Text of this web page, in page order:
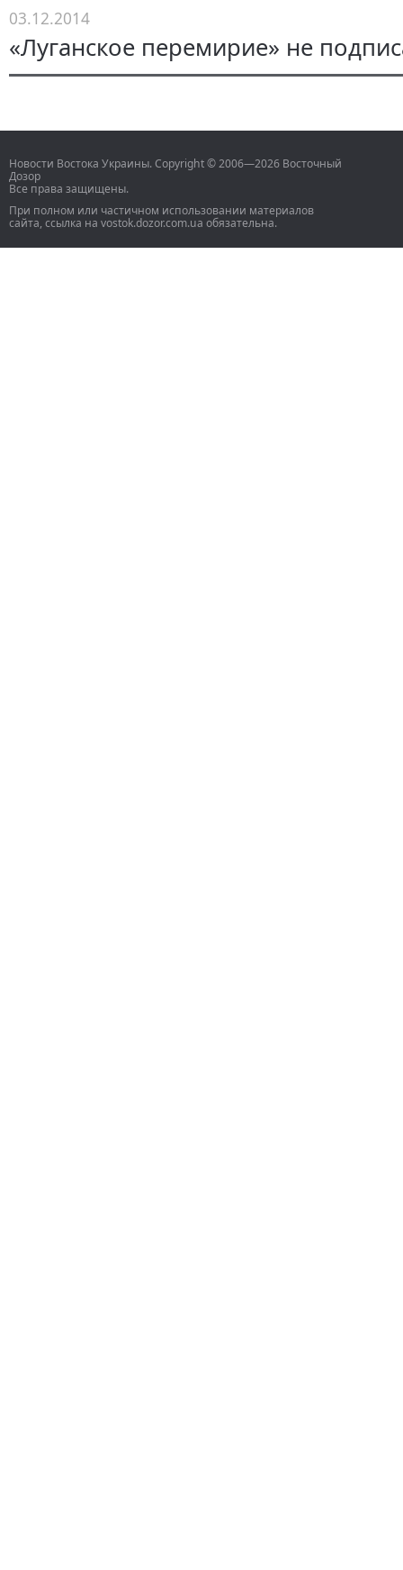
03.12.2014
«Луганское перемирие» не
Новости Востока Украины. Copyright © 2006—2026 Восточный
Дозор
Все права защищены.
При полном или частичном использовании материалов
сайта, ссылка на vostok.dozor.com.ua обязательна.